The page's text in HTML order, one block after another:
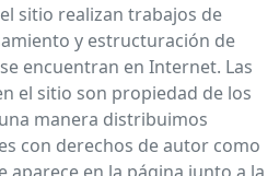
sitio realizan trabajos de
y estructuración de
encuentran en Internet. Las
el sitio son propiedad de los
manera distribuimos
con derechos de autor como